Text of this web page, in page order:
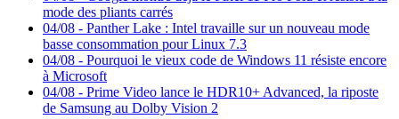
mode des pliants carrés
04/08 - Panther Lake : Intel travaille sur un nouveau mode
basse consommation pour Linux 7.3
04/08 - Pourquoi le vieux code de Windows 11 résiste encore
à Microsoft
04/08 - Prime Video lance le HDR10+ Advanced, la riposte
de Samsung au Dolby Vision 2